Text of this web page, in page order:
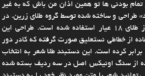
تمام بودنی ها تو همین اذان من باش که به غیر
طراحی و ساخته شده توسط گروه طلای زرین. در
ساخت این دستبند طلا از طلای 18 عیار استفاده شده است. طراحی این
از خطاطی نستعلیق صورت گرفته که کادر دور
کرده است. این دستبند طلا شعر به انتخاب
از سنگ اونیکس اصل در سه ردیف بسته شده